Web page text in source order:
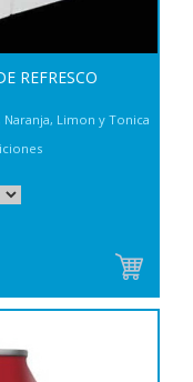
REFRESCO
Limon y Tonica